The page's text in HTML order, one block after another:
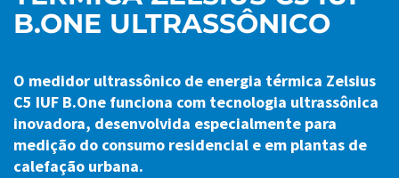
B.ONE ULTRASSÔNICO
O medidor ultrassônico de energia térmica Zelsius
C5 IUF B.One funciona com tecnologia ultrassônica
inovadora, desenvolvida especialmente para
medição do consumo residencial e em plantas de
calefação urbana.